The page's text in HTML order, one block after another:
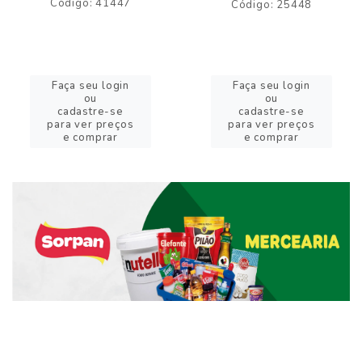
Código: 41447
Faça seu login
ou
cadastre-se
para ver preços
e comprar
Código: 25448
Faça seu login
ou
cadastre-se
para ver preços
e comprar